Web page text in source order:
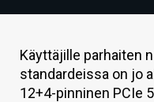
TECHBBS
TIETOA
HINTA.FI
Käyttäjille parhaiten
standardeissa on jo
12+4-pinninen PCIe